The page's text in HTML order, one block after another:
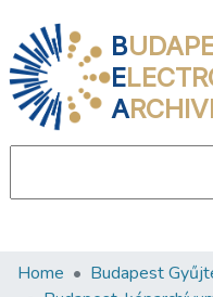
B
E
A
Communities &
Home Budapest